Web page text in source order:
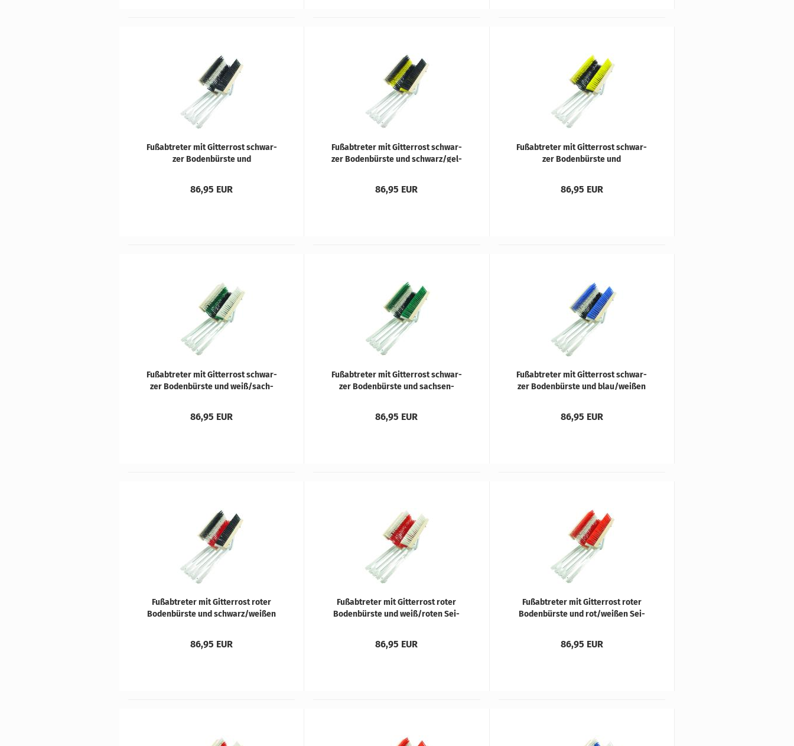
Fuß­ab­tre­ter mit Git­ter­rost schwar­
zer Bo­den­bürs­te und
86,95 EUR
Fuß­ab­tre­ter mit Git­ter­rost schwar­
zer Bo­den­bürs­te und schwarz/gel­
86,95 EUR
Fuß­ab­tre­ter mit Git­ter­rost schwar­
zer Bo­den­bürs­te und
86,95 EUR
Fuß­ab­tre­ter mit Git­ter­rost schwar­
zer Bo­den­bürs­te und weiß/sach­
86,95 EUR
Fuß­ab­tre­ter mit Git­ter­rost schwar­
zer Bo­den­bürs­te und sach­sen­
86,95 EUR
Fuß­ab­tre­ter mit Git­ter­rost schwar­
zer Bo­den­bürs­te und blau/wei­ßen
86,95 EUR
Fuß­ab­tre­ter mit Git­ter­rost roter
Bo­den­bürs­te und schwarz/wei­ßen
86,95 EUR
Fuß­ab­tre­ter mit Git­ter­rost roter
Bo­den­bürs­te und weiß/roten Sei­
86,95 EUR
Fuß­ab­tre­ter mit Git­ter­rost roter
Bo­den­bürs­te und rot/wei­ßen Sei­
86,95 EUR